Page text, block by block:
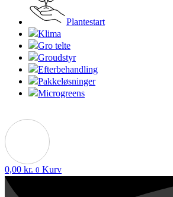
Plantestart
Klima
Gro telte
Groudstyr
Efterbehandling
Pakkeløsninger
Microgreens
0,00 kr. 0 Kurv